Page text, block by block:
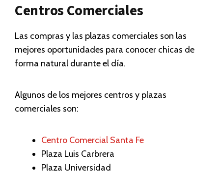
Centros Comerciales
Las compras y las plazas comerciales son las
mejores oportunidades para conocer chicas de
forma natural durante el día.
Algunos de los mejores centros y plazas
comerciales son:
Centro Comercial Santa Fe
Plaza Luis Carbrera
Plaza Universidad